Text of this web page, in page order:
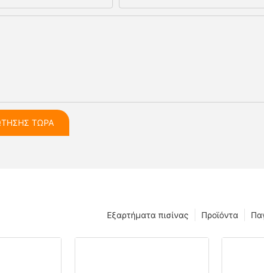
ΤΏΡΑ
Προϊόντα
Εξαρτήματα πισίνας